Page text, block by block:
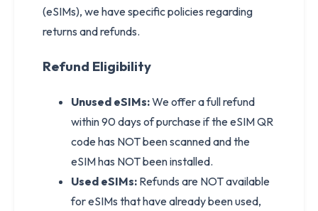
(eSIMs), we have specific policies regarding
returns and refunds.
Refund Eligibility
Unused eSIMs:We offer a full refund
within 90 days of purchase if the eSIM QR
code has NOT been scanned and the
eSIM has NOT been installed.
Used eSIMs: Refunds are NOT available
for eSIMs that have already been used,